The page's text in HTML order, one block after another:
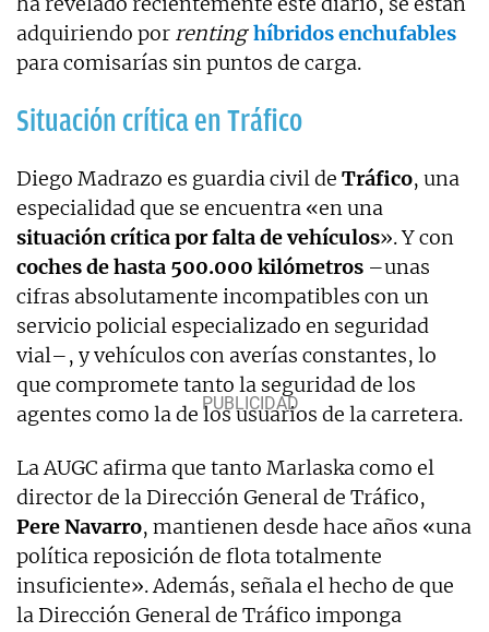
adquiriendo por rentinghíbridos enchufables
paracomisarías sin puntos de carga.
Situación crítica en Tráfico
Diego Madrazo es guardia civil de Tráfico, una
especialidad que se encuentra «en una
situación crítica por falta de vehículos». Y con
coches de hasta 500.000 kilómetros –unas
cifras absolutamente incompatibles con un
servicio policial especializado en seguridad
vial–, y vehículos con averías constantes, lo
que compromete tanto la seguridad de los
agentes como la de los usuarios de la carretera.
La AUGC afirma que tanto Marlaska como el
director de la Dirección General de Tráfico,
Pere Navarro, mantienen desde hace años «una
política reposición de flota totalmente
insuficiente». Además, señala el hecho de que
la Dirección General de Tráfico imponga